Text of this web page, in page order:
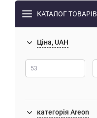
КАТАЛОГ ТОВАРІВ
Ціна, UAH
категорія Areon